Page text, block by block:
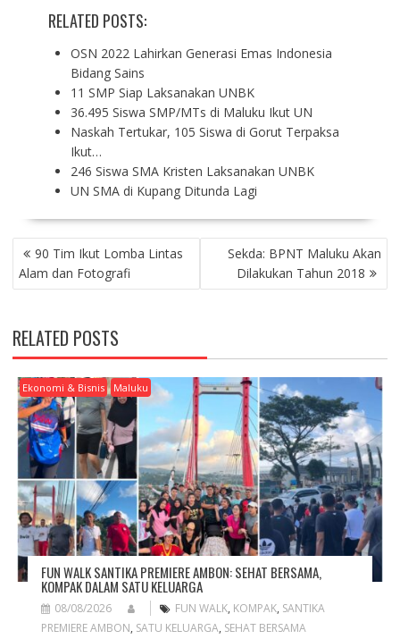
RELATED POSTS:
OSN 2022 Lahirkan Generasi Emas Indonesia
Bidang Sains
11 SMP Siap Laksanakan UNBK
36.495 Siswa SMP/MTs di Maluku Ikut UN
Naskah Tertukar, 105 Siswa di Gorut Terpaksa
Ikut…
246 Siswa SMA Kristen Laksanakan UNBK
UN SMA di Kupang Ditunda Lagi
P
O
S
N
A
V
G
A
T
O
N
90 Tim Ikut Lomba Lintas
Alam dan Fotografi
Sekda: BPNT Maluku Akan
Dilakukan Tahun 2018
RELATED POSTS
Ekonomi & Bisnis Maluku
FUN WALK SANTIKA PREMIERE AMBON: SEHAT BERSAMA,
KOMPAK DALAM SATU KELUARGA
08/08/2026 FUN WALK, KOMPAK, SANTIKA
PREMIERE AMBON, SATU KELUARGA, SEHAT BERSAMA